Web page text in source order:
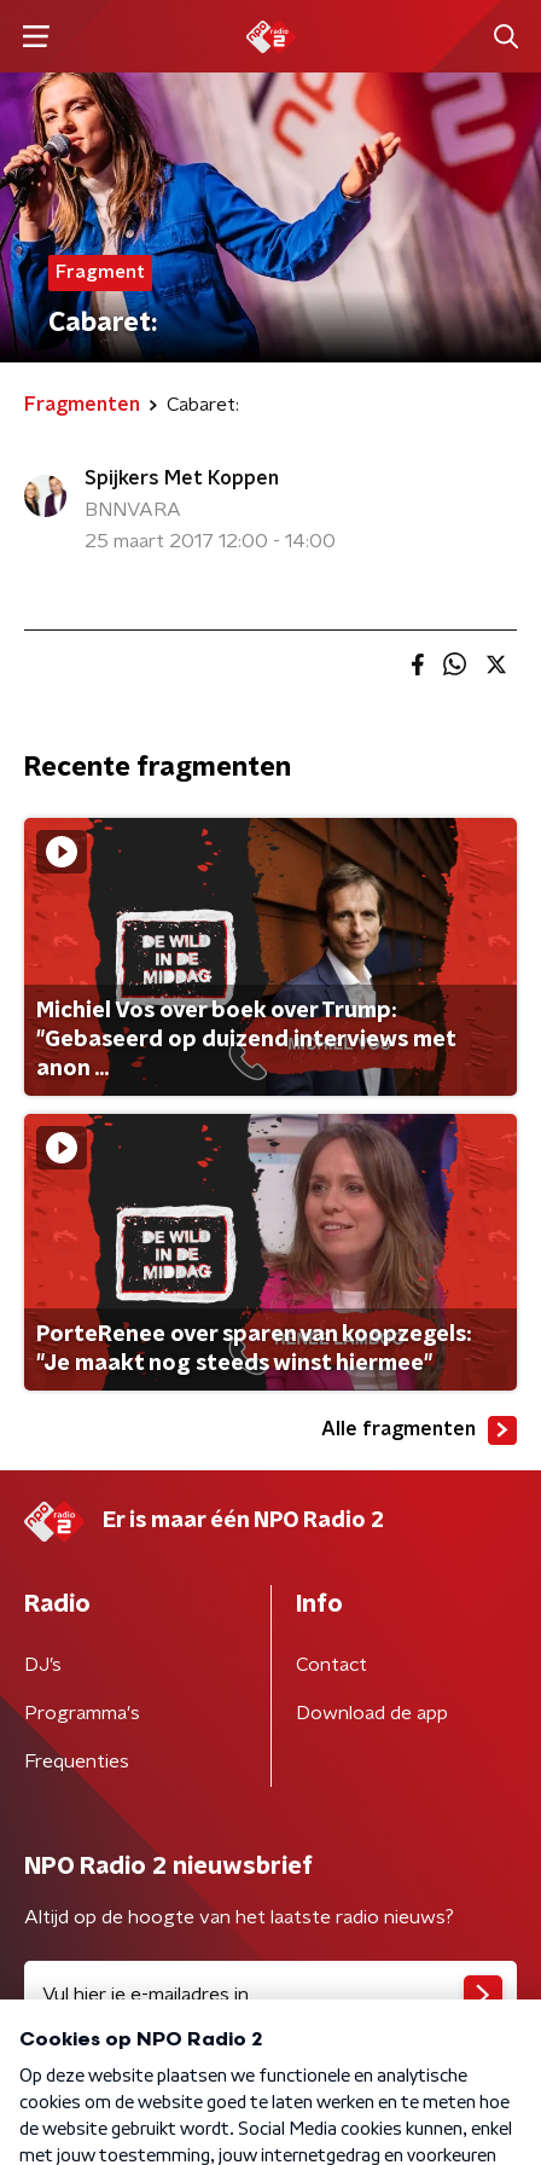
Fragment
Cabaret:
Fragmenten Cabaret:
Spijkers Met Koppen
BNNVARA
25 maart 2017 12:00 - 14:00
Recente fragmenten
Michiel Vos over boek over Trump:
"Gebaseerd op duizend interviews met
anon ...
PorteRenee over sparen van koopzegels:
"Je maakt nog steeds winst hiermee"
Alle fragmenten
Er is maar één NPO Radio 2
Radio
DJ’s
Programma's
Frequenties
Info
Contact
Download de app
NPO Radio 2 nieuwsbrief
Altijd op de hoogte van het laatste radio nieuws?
Algemene voorwaarden